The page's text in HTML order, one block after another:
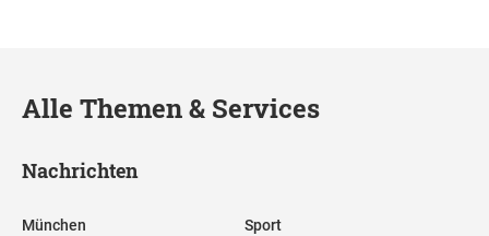
Alle Themen & Services
Nachrichten
München Sport